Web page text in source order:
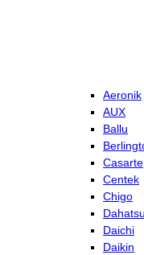
Aeronik
AUX
Ballu
Casarte
Centek
Chigo
Dahatsu
Daichi
Daikin